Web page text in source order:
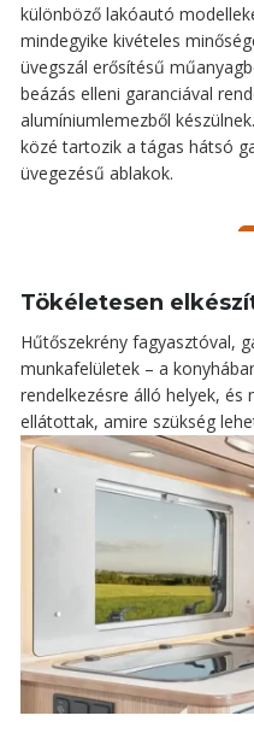
különböző lakóautó
mindegyike kivételes
üvegszál erősítésű
beázás elleni garanciával
alumíniumlemezből
közé tartozik a tágas hátsó
üvegezésű ablakok.
Tökéletesen
Hűtőszekrény fagyasztóval,
munkafelületek – a
rendelkezésre álló helyek, és
ellátottak, amire szükség